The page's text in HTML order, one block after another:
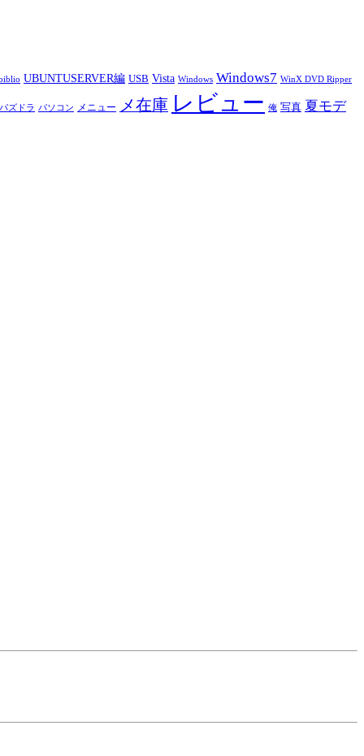
UBUNTUSERVER編 USB Vista Windows Windows7 WinX DVD Ripper
パズドラ パソコン メニュー メ在庫 レビュー 俺 写真 夏モデ